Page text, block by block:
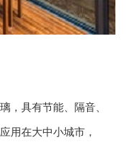
，具有节能、隔音、
用在大中小城市，